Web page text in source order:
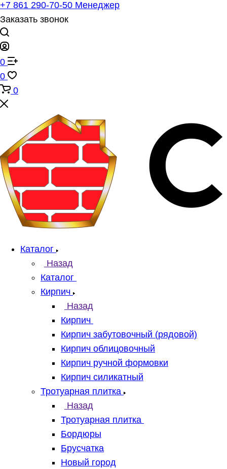
+7 861 290-70-50 Менеджер
Заказать звонок
0
0
0
Каталог
Назад
Каталог
Кирпич
Назад
Кирпич
Кирпич забутовочный (рядовой)
Кирпич облицовочный
Кирпич ручной формовки
Кирпич силикатный
Тротуарная плитка
Назад
Тротуарная плитка
Бордюры
Брусчатка
Новый город